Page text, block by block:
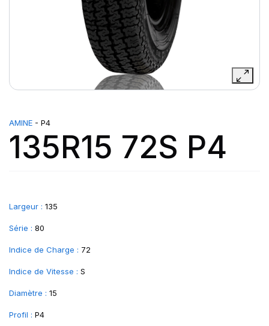
AMINE - P4
135R15 72S P4
Largeur : 135
Série : 80
Indice de Charge : 72
Indice de Vitesse : S
Diamètre : 15
Profil : P4